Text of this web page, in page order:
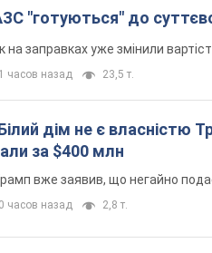
"готуються" до
на заправках уже змінили
часов назад 23,5 т.
дім не є власністю
за $400 млн
вже заявив, що негайно
часов назад 2,8 т.